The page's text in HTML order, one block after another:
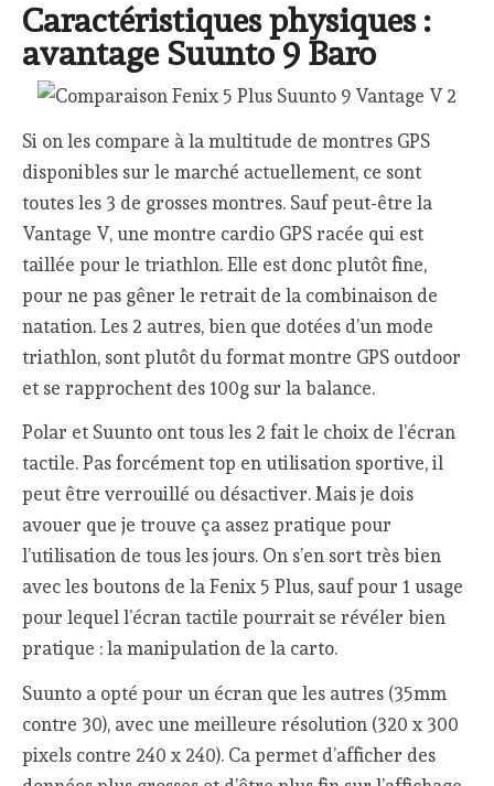
Caractéristiques physiques :
avantage Suunto 9 Baro
Si on les compare à la multitude de montres GPS
disponibles sur le marché actuellement, ce sont
toutes les 3 de grosses montres. Sauf peut-être la
Vantage V, une montre cardio GPS racée qui est
taillée pour le triathlon. Elle est donc plutôt fine,
pour ne pas gêner le retrait de la combinaison de
natation. Les 2 autres, bien que dotées d’un mode
triathlon, sont plutôt du format montre GPS outdoor
et se rapprochent des 100g sur la balance.
Polar et Suunto ont tous les 2 fait le choix de l’écran
tactile. Pas forcément top en utilisation sportive, il
peut être verrouillé ou désactiver. Mais je dois
avouer que je trouve ça assez pratique pour
l’utilisation de tous les jours. On s’en sort très bien
avec les boutons de la Fenix 5 Plus, sauf pour 1 usage
pour lequel l’écran tactile pourrait se révéler bien
pratique : la manipulation de la carto.
Suunto a opté pour un écran que les autres (35mm
contre 30), avec une meilleure résolution (320 x 300
pixels contre 240 x 240). Ca permet d’afficher des